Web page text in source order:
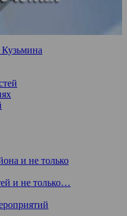
и не только
и не только…